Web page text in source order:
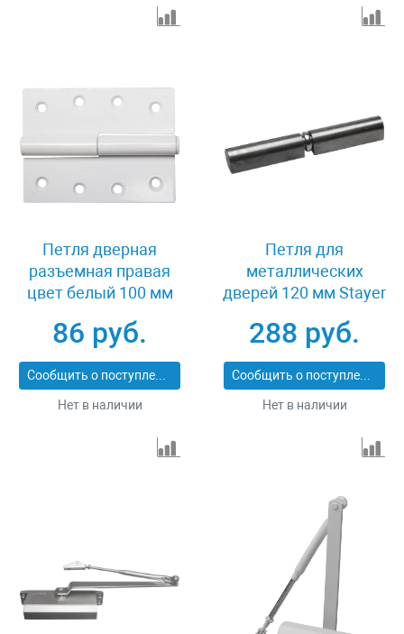
Петля дверная
разъемная правая
цвет белый 100 мм
100-2R
86 руб.
Сообщить о поступлении
Нет в наличии
Петля для
металлических
дверей 120 мм Stayer
288 руб.
Сообщить о поступлении
Нет в наличии